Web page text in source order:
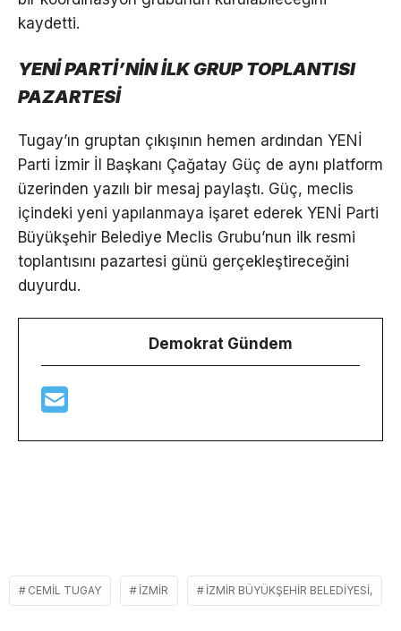
kaydetti.
YENİ PARTİ’NİN İLK GRUP TOPLANTISI
PAZARTESİ
Tugay’ın gruptan çıkışının hemen ardından YENİ
Parti İzmir İl Başkanı Çağatay Güç de aynı platform
üzerinden yazılı bir mesaj paylaştı. Güç, meclis
içindeki yeni yapılanmaya işaret ederek YENİ Parti
Büyükşehir Belediye Meclis Grubu’nun ilk resmi
toplantısını pazartesi günü gerçekleştireceğini
duyurdu.
Demokrat Gündem
CEMIL TUGAY İZMIR İZMIR BÜYÜKŞEHIR BELEDIYESI,